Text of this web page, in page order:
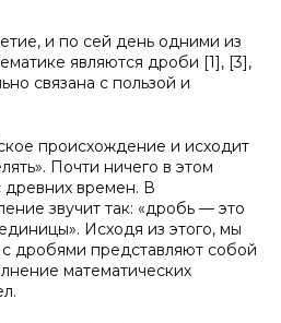
и по сей день одними из
являются дроби [1], [3],
связана с пользой и
происхождение и исходит
Почти ничего в этом
древних времен. В
звучит так: «дробь — это
Исходя из этого, мы
дробями представляют собой
математических